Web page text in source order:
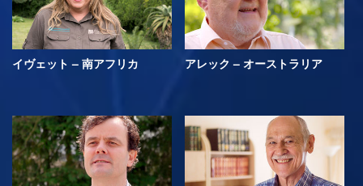
イヴェット – 南アフリカ アレック – オーストラリア